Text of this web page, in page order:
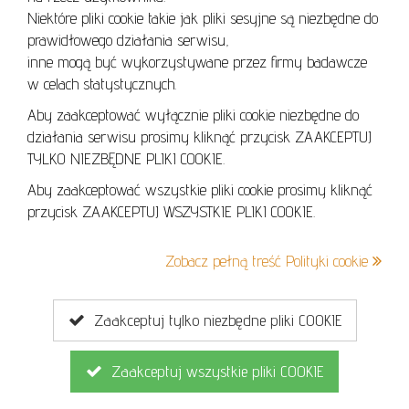
Niektóre pliki cookie takie jak pliki sesyjne są niezbędne do
prawidłowego działania serwisu,
inne mogą być wykorzystywane przez firmy badawcze
w celach statystycznych.
Aby zaakceptować wyłącznie pliki cookie niezbędne do
działania serwisu prosimy kliknąć przycisk ZAAKCEPTUJ
TYLKO NIEZBĘDNE PLIKI COOKIE.
Aby zaakceptować wszystkie pliki cookie prosimy kliknąć
przycisk ZAAKCEPTUJ WSZYSTKIE PLIKI COOKIE.
Zobacz pełną treść Polityki cookie
Zaakceptuj tylko niezbędne pliki COOKIE
Zaakceptuj wszystkie pliki COOKIE
POLITYKA PRYWATNOŚCI
POLITYKA COOKIES
+48 605 240 157
Copyright © 2026MGN Group. Wszelkie prawa zastrzeżone.
Projekt i wykonanieAmbicodedla MGN Group.